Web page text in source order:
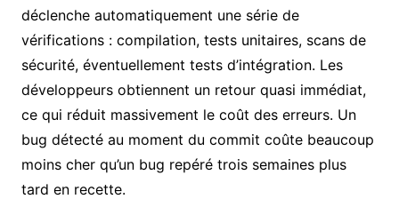
déclenche automatiquement une série de
vérifications : compilation, tests unitaires, scans de
sécurité, éventuellement tests d’intégration. Les
développeurs obtiennent un retour quasi immédiat,
ce qui réduit massivement le coût des erreurs. Un
bug détecté au moment du commit coûte beaucoup
moins cher qu’un bug repéré trois semaines plus
tard en recette.